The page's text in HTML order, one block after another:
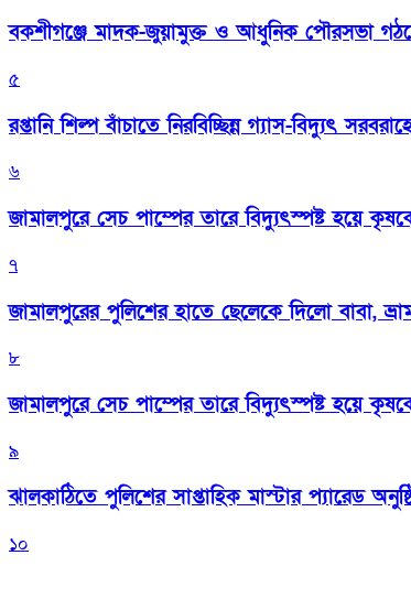
বকশীগঞ্জে মাদক-জুয়ামুক্ত ও আধুনিক পৌরসভা
৫
রপ্তানি শিল্প বাঁচাতে নিরবিচ্ছিন্ন গ্যাস-বিদ্যুৎ
৬
জামালপুরে সেচ পাম্পের তারে বিদ্যুৎস্পষ্ট হয়ে
৭
জামালপুরের পুলিশের হাতে ছেলেকে দিলো বাবা,
৮
জামালপুরে সেচ পাম্পের তারে বিদ্যুৎস্পষ্ট হয়ে
৯
‎ঝালকাঠিতে পুলিশের সাপ্তাহিক মাস্টার প্যারেড
১০